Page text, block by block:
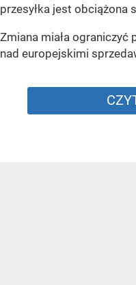
przesyłka jest obciążona
Zmiana miała
nad europejskimi